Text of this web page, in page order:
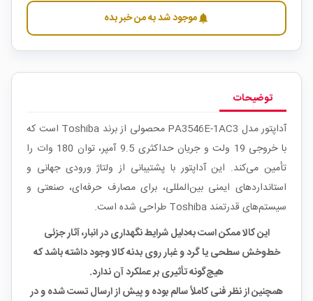
notificationsموجود شد به من خبر بده
توضیحات
آداپتور مدل PA3546E-1AC3 محصولی از برند Toshiba است که
با خروجی 19 ولت و جریان حداکثری 9.5 آمپر، توان 180 وات را
تأمین می‌کند. این آداپتور با پشتیبانی از ولتاژ ورودی جهانی و
استانداردهای ایمنی بین‌المللی، برای مصارف حرفه‌ای، صنعتی و
سیستم‌های قدرتمند Toshiba طراحی شده است.
این کالا ممکن است به‌دلیل شرایط نگهداری در انبار، آثار جزئی
خط‌و‌خش سطحی یا گرد و غبار روی بدنه کالا وجود داشته باشد که
هیچ‌گونه تأثیری بر عملکرد آن ندارد.
همچنین از نظر فنی کاملاً سالم بوده و پیش از ارسال تست شده و در